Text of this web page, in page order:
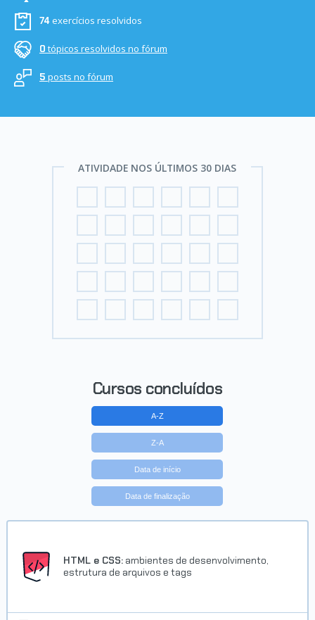
74exercícios resolvidos
0 tópicos resolvidos no fórum
5 posts no fórum
ATIVIDADE NOS ÚLTIMOS 30 DIAS
Cursos concluídos
A-Z
Z-A
Data de início
Data de finalização
HTML e CSS: ambientes de desenvolvimento,
estrutura de arquivos e tags